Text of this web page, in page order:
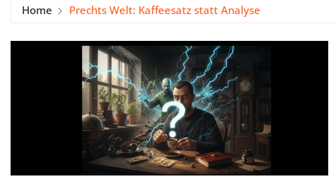
Home Prechts Welt: Kaffeesatz statt Analyse